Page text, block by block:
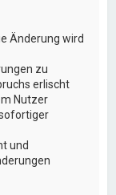
Änderung wird
zu
erlischt
Nutzer
und